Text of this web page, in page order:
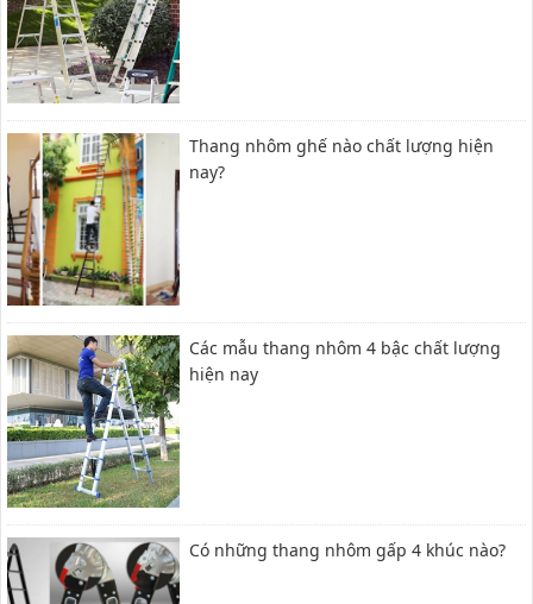
Thang nhôm ghế nào chất lượng hiện
nay?
Các mẫu thang nhôm 4 bậc chất lượng
hiện nay
Có những thang nhôm gấp 4 khúc nào?